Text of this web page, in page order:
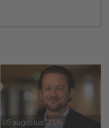
05 augustus 2026